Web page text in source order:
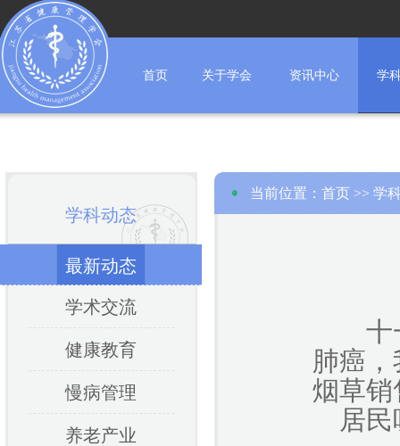
首页 关于学会 资讯中心 学
学科动态
最新动态
学术交流
健康教育
慢病管理
养老产业
当前位置： 首页 >> 学
十
肺癌
烟草
居